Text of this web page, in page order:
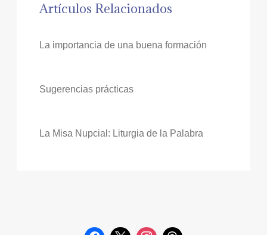
Artículos Relacionados
La importancia de una buena formación
Sugerencias prácticas
La Misa Nupcial: Liturgia de la Palabra